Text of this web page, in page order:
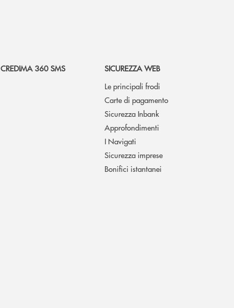
CREDIMA 360 SMS
SICUREZZA WEB
Le principali frodi
Carte di pagamento
Sicurezza Inbank
Approfondimenti
I Navigati
Sicurezza imprese
Bonifici istantanei